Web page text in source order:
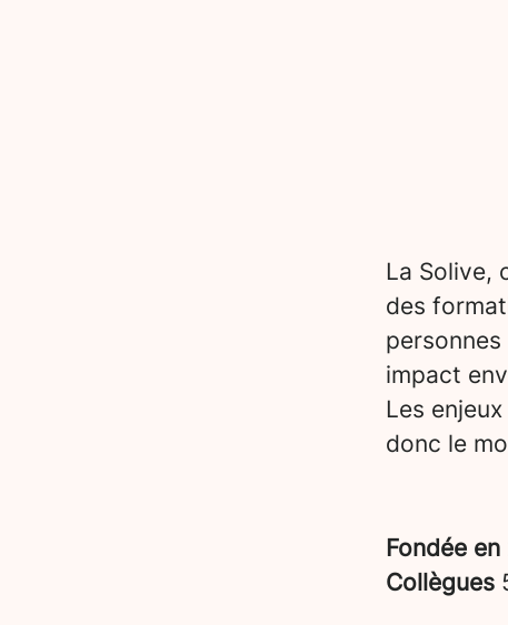
La Solive,
des
impact
Les
donc le
Fondée en
Collègues